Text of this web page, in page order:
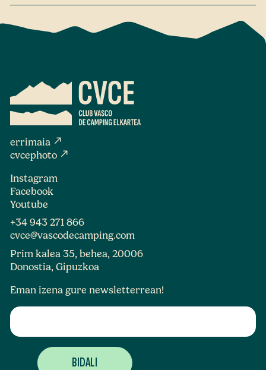
errimaia north_east
cvcephoto north_east
Instagram
Facebook
Youtube
+34 943 271 866
cvce@vascodecamping.com
Prim kalea 35, behea, 20006
Donostia, Gipuzkoa
Eman izena gure newsletterrean!